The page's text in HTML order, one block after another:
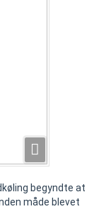
begyndte at
måde blevet